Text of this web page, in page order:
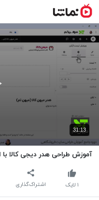
31:13
آموزش طراحی هدر دیجی کالا با
اشتراک‌گذاری ۱ لایک